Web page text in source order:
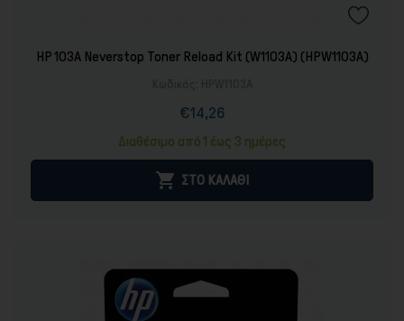
HP 103A Neverstop Toner Reload Kit (W1103A) (HPW1103A)
Τιμή
€14,26
Κανονική
Διαθέσιμο από 1 έως 3 ημέρες
 ΣΤΟ ΚΑΛΑΘΙ